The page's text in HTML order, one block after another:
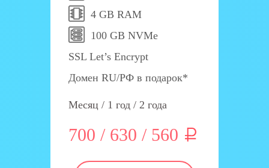
4 GB RAM
100 GB NVMe
SSL Let’s Encrypt
Домен RU/РФ в подарок*
Месяц / 1 год / 2 года
700 / 630 / 560